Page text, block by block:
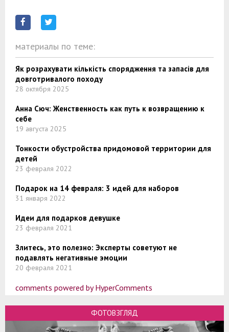
материалы по теме:
Як розрахувати кількість спорядження та запасів для
довготривалого походу
28 октября 2025
Анна Сюч: Женственность как путь к возвращению к
себе
19 августа 2025
Тонкости обустройства придомовой территории для
детей
23 февраля 2022
Подарок на 14 февраля: 3 идей для наборов
31 января 2022
Идеи для подарков девушке
23 февраля 2021
Злитесь, это полезно: Эксперты советуют не
подавлять негативные эмоции
20 февраля 2021
comments powered by HyperComments
ФОТОВЗГЛЯД